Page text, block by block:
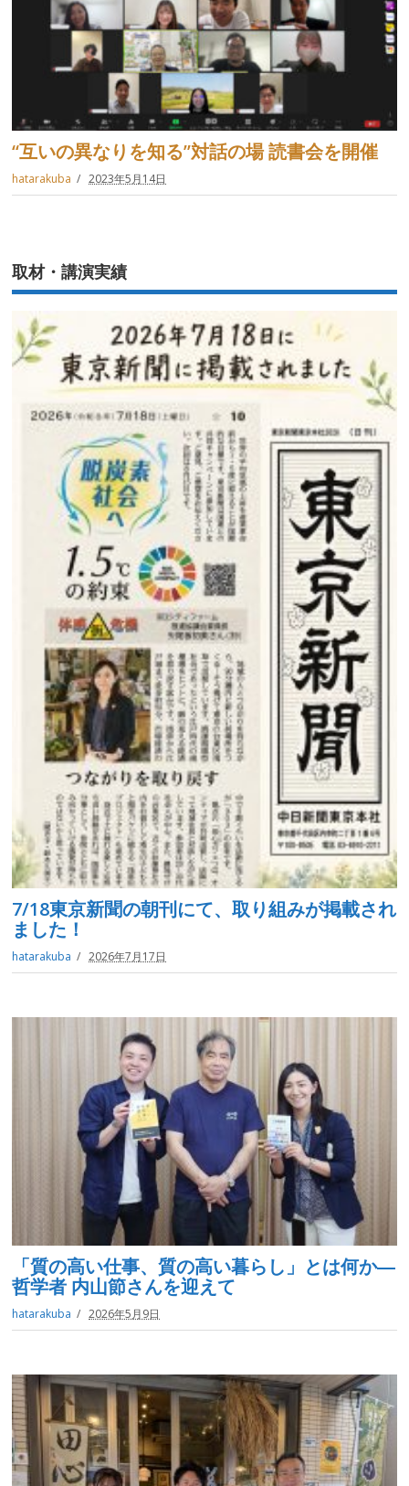
“互いの異なりを知る”対話の場 読書会を開催
hatarakuba 2023年5月14日
取材・講演実績
7/18東京新聞の朝刊にて、取り組みが掲載され
ました！
hatarakuba 2026年7月17日
「質の高い仕事、質の高い暮らし」とは何か―
哲学者 内山節さんを迎えて
hatarakuba 2026年5月9日